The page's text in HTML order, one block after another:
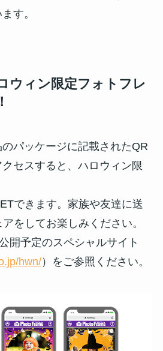
す。
ウィン限定フォトフレ
パッケージに記載されたQR
セスすると、ハロウィン限
できます。家族や友達に送
をしてお楽しみください。
開予定のスペシャルサイト
hwn/）をご参照ください。